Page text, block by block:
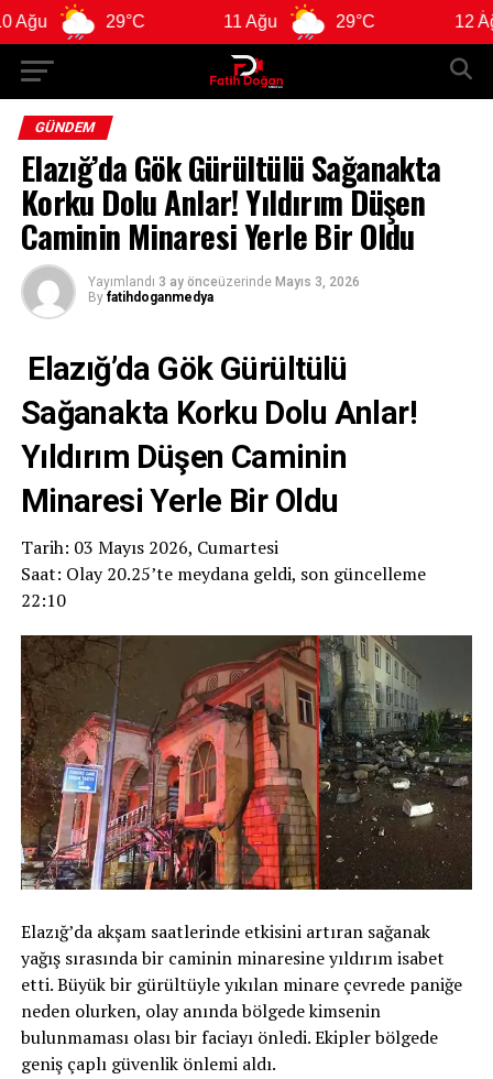
29°C 11 Ağu 29°C 12 Ağu
GÜNDEM
Elazığ’da Gök Gürültülü Sağanakta
Korku Dolu Anlar! Yıldırım Düşen
Caminin Minaresi Yerle Bir Oldu
Yayımlandı 3 ay önceüzerinde Mayıs 3, 2026
By fatihdoganmedya
Elazığ’da Gök Gürültülü
Sağanakta Korku Dolu Anlar!
Yıldırım Düşen Caminin
Minaresi Yerle Bir Oldu
Tarih: 03 Mayıs 2026, Cumartesi
Saat: Olay 20.25’te meydana geldi, son güncelleme
22:10
Elazığ’da akşam saatlerinde etkisini artıran sağanak
yağış sırasında bir caminin minaresine yıldırım isabet
etti. Büyük bir gürültüyle yıkılan minare çevrede paniğe
neden olurken, olay anında bölgede kimsenin
bulunmaması olası bir faciayı önledi. Ekipler bölgede
geniş çaplı güvenlik önlemi aldı.